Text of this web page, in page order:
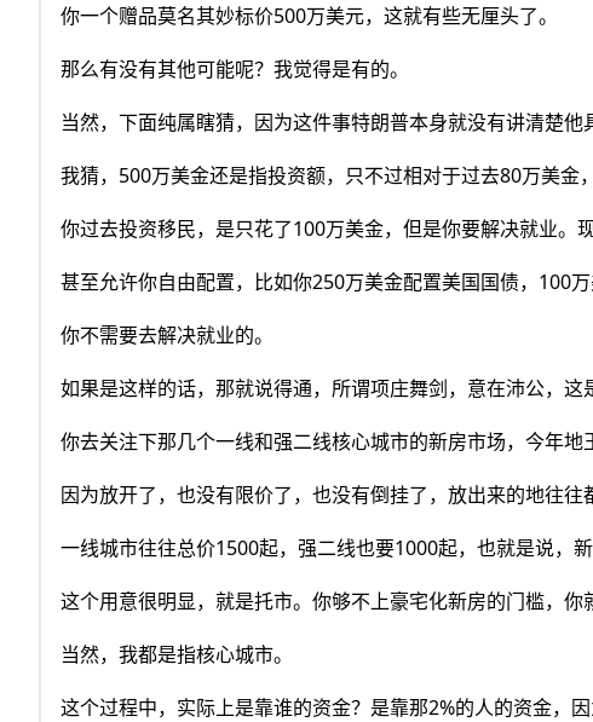
你一个赠品莫名其妙标价500万美元，这就有些无厘头了。
那么有没有其他可能呢？我觉得是有的。
当然，下面纯属瞎猜，因为这件事特朗普本身就没有讲清楚他
我猜，500万美金还是指投资额，只不过相对于过去80万美金
你过去投资移民，是只花了100万美金，但是你要解决就业。
甚至允许你自由配置，比如你250万美金配置美国国债，100
你不需要去解决就业的。
如果是这样的话，那就说得通，所谓项庄舞剑，意在沛公，这
你去关注下那几个一线和强二线核心城市的新房市场，今年地
因为放开了，也没有限价了，也没有倒挂了，放出来的地往
一线城市往往总价1500起，强二线也要1000起，也就是说，新
这个用意很明显，就是托市。你够不上豪宅化新房的门槛，你
当然，我都是指核心城市。
这个过程中，实际上是靠谁的资金？是靠那2%的人的资金，